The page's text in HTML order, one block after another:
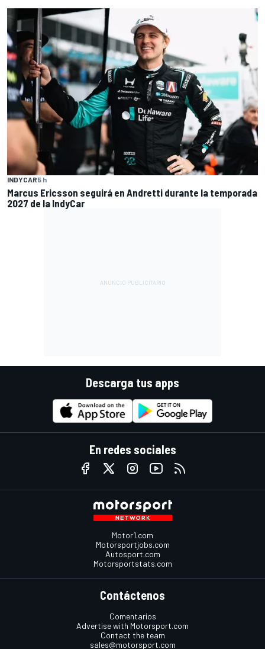
INDYCAR5 h
Marcus Ericsson seguirá en Andretti durante la temporada
2027 de la IndyCar
Descarga tus apps
En redes sociales
Motor1.com
Motorsportjobs.com
Autosport.com
Motorsportstats.com
Contáctenos
Comentarios
Advertise with Motorsport.com
Contact the team
sales@motorsport.com